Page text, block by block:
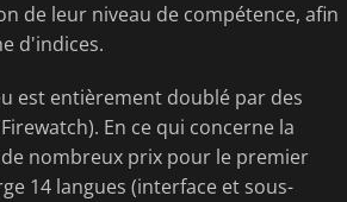
de leur niveau de compétence, afin
d'indices.
est entièrement doublé par des
En ce qui concerne la
nombreux prix pour le premier
14 langues (interface et sous-